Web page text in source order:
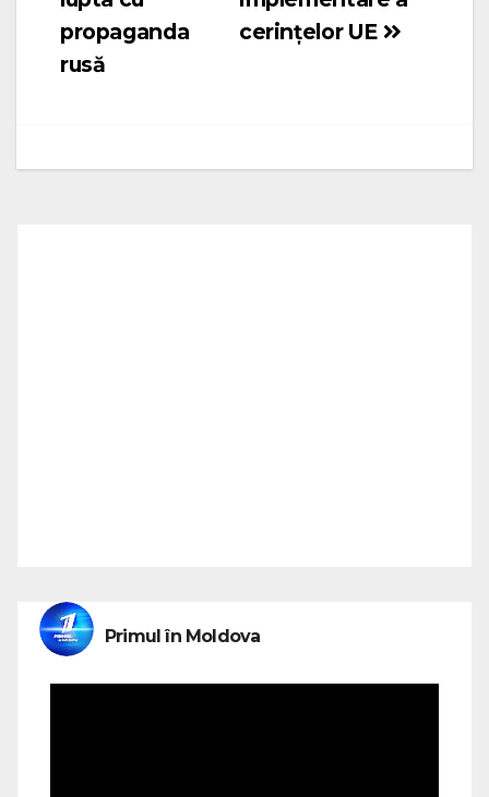
cerințelor UE
propaganda
rusă
Primul în Moldova